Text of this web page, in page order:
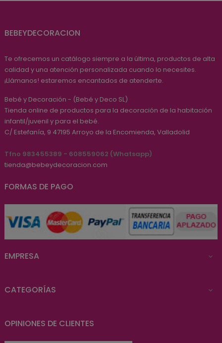
BEBEYDECORACION
Te ofrecemos un catálogo siempre a la última, productos de alta
calidad y una atención personalizada cuando lo necesites.
¡Llámanos! estaremos encantados de atenderte.
Bebé y Decoración - (Bebé y Deco SL)
Tienda online de productos para la decoración de la habitación
infantil/juvenil y para el bebé.
C/ Estefanía, 9 47195 Arroyo de la Encomienda, Valladolid
Tfno 983455389 - 608559062 (Whatsapp)
tienda@bebeydecoracion.com
FORMAS DE PAGO
EMPRESA 
CATEGORÍAS 
OPINIONES DE CLIENTES